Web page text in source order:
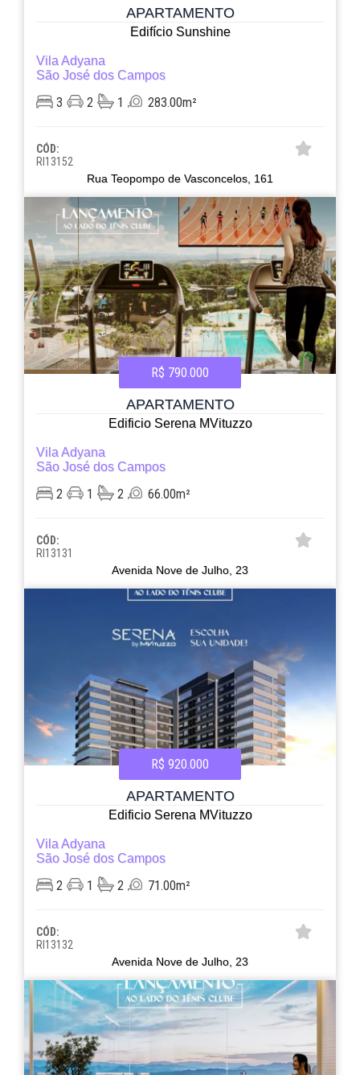
APARTAMENTO
Edifício Sunshine
Vila Adyana
São José dos Campos
3 2 1 283.00m²
CÓD:
RI13152
Rua Teopompo de Vasconcelos, 161
R$ 790.000
APARTAMENTO
Edificio Serena MVituzzo
Vila Adyana
São José dos Campos
2 1 2 66.00m²
CÓD:
RI13131
Avenida Nove de Julho, 23
R$ 920.000
APARTAMENTO
Edificio Serena MVituzzo
Vila Adyana
São José dos Campos
2 1 2 71.00m²
CÓD:
RI13132
Avenida Nove de Julho, 23